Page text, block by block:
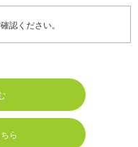
認ください。
ら